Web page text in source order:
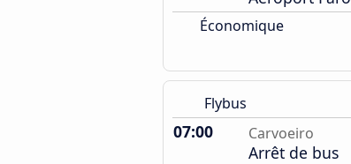
Économique
Flybus
07:00 Carvoeiro
Arrêt de bus